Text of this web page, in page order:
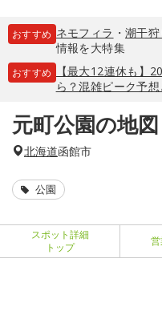
おすすめ ネモフィラ ・ 潮干狩
情報を大特集
おすすめ
【最大12連休も】
ら？混雑ピーク予
元町公園の地
北海道函館市
公園
スポット詳細
トップ